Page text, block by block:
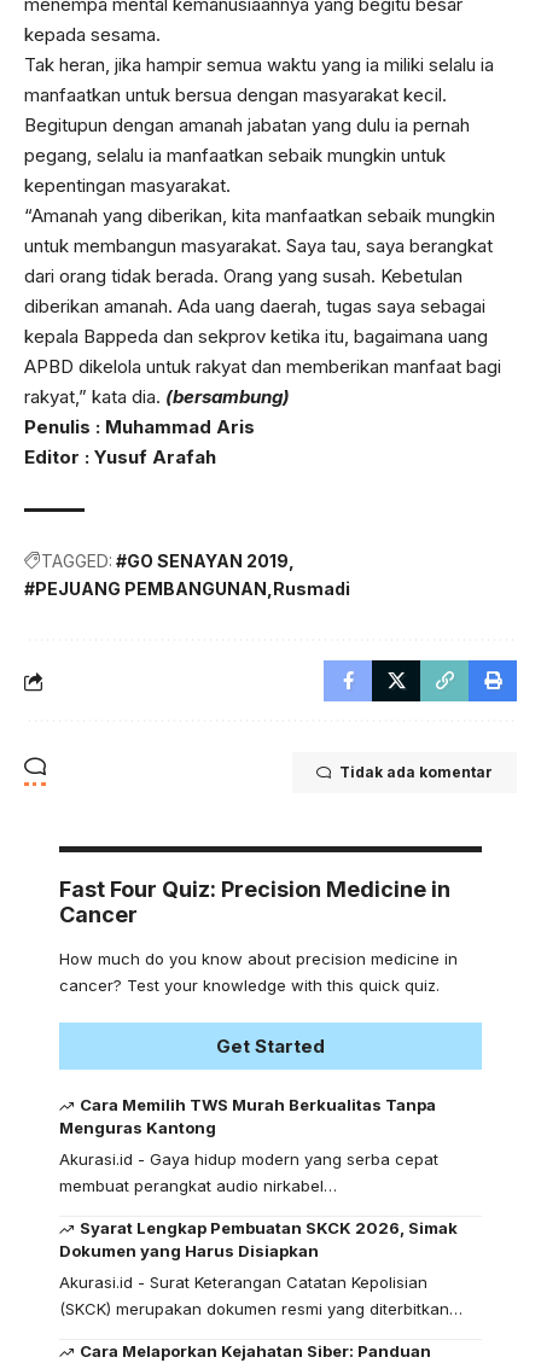
kepada sesama.
Tak heran, jika hampir semua waktu yang ia miliki selalu ia
manfaatkan untuk bersua dengan masyarakat kecil.
Begitupun dengan amanah jabatan yang dulu ia pernah
pegang, selalu ia manfaatkan sebaik mungkin untuk
kepentingan masyarakat.
“Amanah yang diberikan, kita manfaatkan sebaik mungkin
untuk membangun masyarakat. Saya tau, saya berangkat
dari orang tidak berada. Orang yang susah. Kebetulan
diberikan amanah. Ada uang daerah, tugas saya sebagai
kepala Bappeda dan sekprov ketika itu, bagaimana uang
APBD dikelola untuk rakyat dan memberikan manfaat bagi
rakyat,” kata dia. (bersambung)
Penulis : Muhammad Aris
Editor : Yusuf Arafah
TAGGED: #GO SENAYAN 2019
#PEJUANG PEMBANGUNAN Rusmadi
Tidak ada komentar
Fast Four Quiz: Precision Medicine in
Cancer
How much do you know about precision medicine in
cancer? Test your knowledge with this quick quiz.
Get Started
Cara Memilih TWS Murah Berkualitas Tanpa
Menguras Kantong
Akurasi.id - Gaya hidup modern yang serba cepat
membuat perangkat audio nirkabel…
Syarat Lengkap Pembuatan SKCK 2026, Simak
Dokumen yang Harus Disiapkan
Akurasi.id - Surat Keterangan Catatan Kepolisian
(SKCK) merupakan dokumen resmi yang diterbitkan…
Cara Melaporkan Kejahatan Siber: Panduan